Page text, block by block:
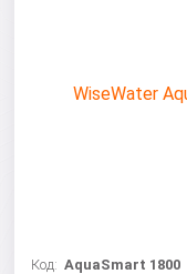
Код:AquaSmart 1800